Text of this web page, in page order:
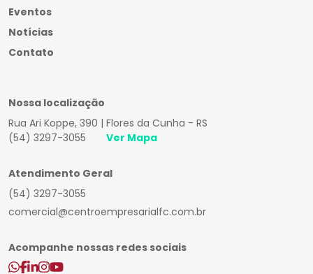
Eventos
Notícias
Contato
Nossa localização
Rua Ari Koppe, 390 | Flores da Cunha - RS
(54) 3297-3055
Ver Mapa
Atendimento Geral
(54) 3297-3055
comercial@centroempresarialfc.com.br
Acompanhe nossas redes sociais